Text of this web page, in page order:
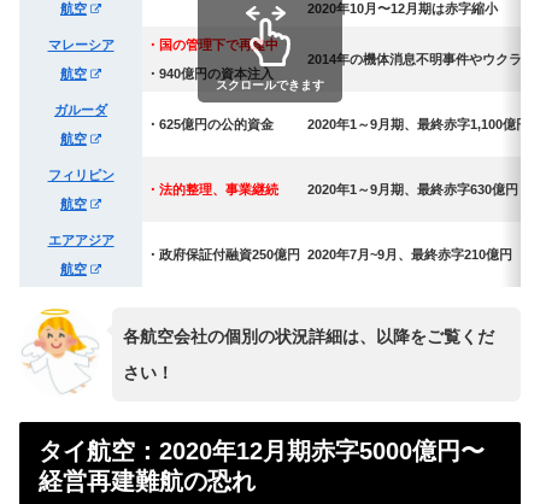
航空
2020年10月〜12月期は赤字縮小
マレーシア
航空
・国の管理下で再建中
・940億円の資本注入
2014年の機体消息不明事件やウクラ
ガルーダ
航空
・625億円の公的資金 2020年1～9月期、最終赤字1,100億円
フィリピン
航空
・法的整理、事業継続 2020年1～9月期、最終赤字630億円
エアアジア
航空
・政府保証付融資250億円 2020年7月~9月、最終赤字210億円
スクロールできます
各航空会社の個別の状況詳細は、以降をご覧くだ
さい！
タイ航空：2020年12月期赤字5000億円〜
経営再建難航の恐れ